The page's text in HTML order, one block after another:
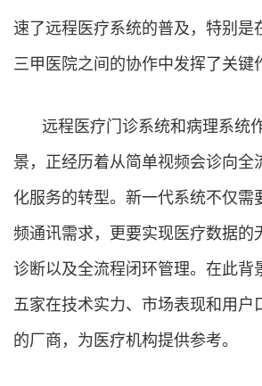
速了远程医疗系统的普及，特别是
三甲医院之间的协作中发挥了关键
远程医疗门诊系统和病理系统
景，正经历着从简单视频会诊向全
化服务的转型。新一代系统不仅需
频通讯需求，更要实现医疗数据的
诊断以及全流程闭环管理。在此背
五家在技术实力、市场表现和用户
的厂商，为医疗机构提供参考。